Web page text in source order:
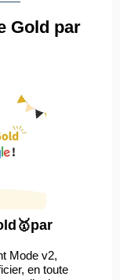
Gold par
Mode v2,
en toute